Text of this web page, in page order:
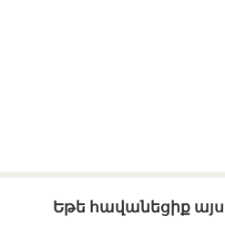
Եթե հավանեցիք այս